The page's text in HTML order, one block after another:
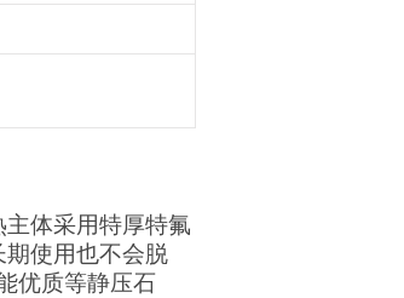
体采用特厚特氟
使用也不会脱
优质等静压石